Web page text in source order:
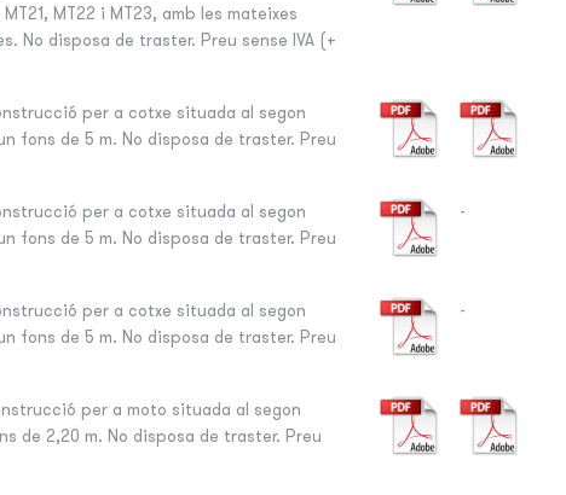
MT22 i MT23, amb les mateixes
No disposa de traster. Preu sense IVA (+
per a cotxe situada al segon
fons de 5 m. No disposa de traster. Preu
per a cotxe situada al segon
fons de 5 m. No disposa de traster. Preu
-
per a cotxe situada al segon
fons de 5 m. No disposa de traster. Preu
-
per a moto situada al segon
de 2,20 m. No disposa de traster. Preu